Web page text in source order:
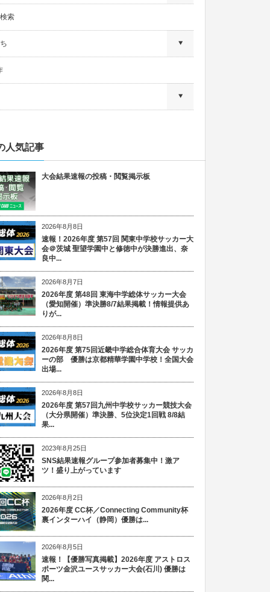
索
人気記事
大会結果速報の投稿・閲覧掲示板
2026年8月8日
速報！2026年度 第57回 関東中学校サッカー大
会＠茨城 聖望学園中と修徳中が決勝進出、奈
良中...
2026年8月7日
2026年度 第48回 東海中学総体サッカー大会
（愛知開催）準決勝8/7結果掲載！情報提供あ
りが...
2026年8月8日
2026年度 第75回近畿中学総合体育大会 サッカ
ーの部 優勝は京都精華学園中学校！全国大会
出場...
2026年8月8日
2026年度 第57回九州中学校サッカー競技大会
（大分県開催）準決勝、5位決定1回戦 8/8結
果...
2023年8月25日
SNS結果速報グループ参加者募集中！激ア
ツ！盛り上がっています
2026年8月2日
2026年度 CC杯／Connecting Community杯
裏インターハイ（静岡）優勝は...
2026年8月5日
速報！【優勝写真掲載】2026年度 アストロス
ポーツ金沢ユースサッカー大会(石川) 優勝は
関...